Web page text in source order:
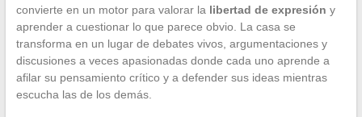
convierte en un motor para valorar la libertad de expresión y
aprender a cuestionar lo que parece obvio. La casa se
transforma en un lugar de debates vivos, argumentaciones y
discusiones a veces apasionadas donde cada uno aprende a
afilar su pensamiento crítico y a defender sus ideas mientras
escucha las de los demás.